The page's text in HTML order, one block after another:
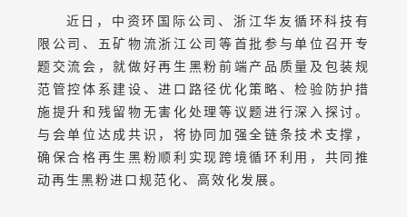
近日，中资环国际公司、浙江华友循环科技有
限公司、五矿物流浙江公司等首批参与单位召开专
题交流会，就做好再生黑粉前端产品质量及包装规
范管控体系建设、进口路径优化策略、检验防护措
施提升和残留物无害化处理等议题进行深入探讨。
与会单位达成共识，将协同加强全链条技术支撑，
确保合格再生黑粉顺利实现跨境循环利用，共同推
动再生黑粉进口规范化、高效化发展。